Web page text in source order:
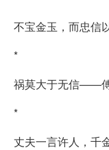
不宝金玉，而忠信
*
祸莫大于无信——
*
丈夫一言许人，千